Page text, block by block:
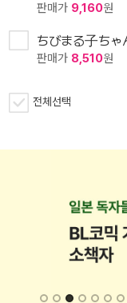
판매가 9,160원
ちびまる子ち
판매가 8,510원
전체선택